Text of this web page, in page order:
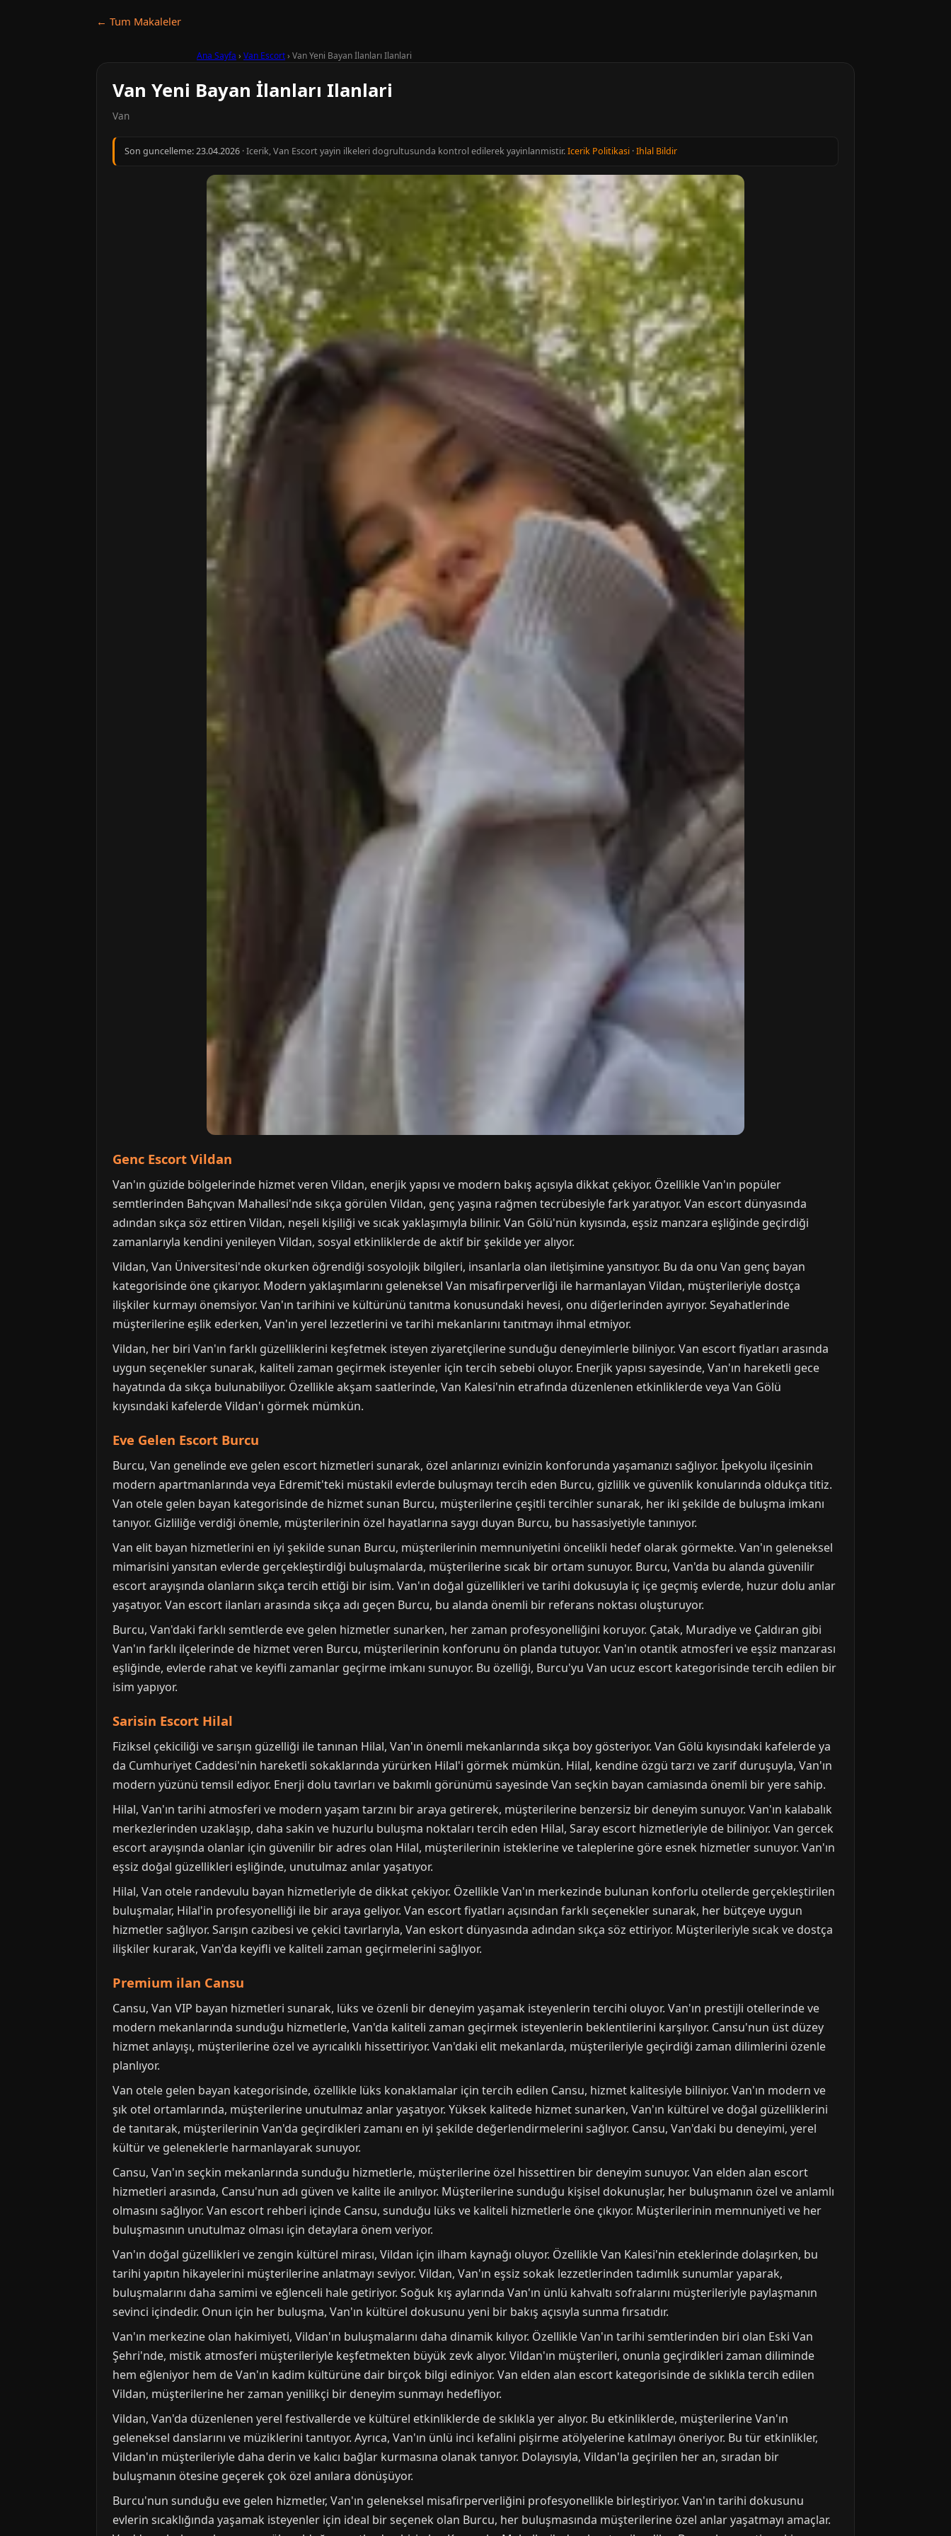
← Tum Makaleler
Ana Sayfa › Van Escort› Van Yeni Bayan İlanları Ilanlari
Van Yeni Bayan İlanları Ilanlari
Van
Son guncelleme:23.04.2026 · Icerik, Van Escort yayin ilkeleri dogrultusunda kontrol edilerek yayinlanmistir.Icerik Politikasi ·Ihlal Bildir
Genc Escort Vildan
Van'ın güzide bölgelerinde hizmet veren Vildan, enerjik yapısı ve modern bakış açısıyla dikkat çekiyor. Özellikle Van'ın popüler
semtlerinden Bahçıvan Mahallesi'nde sıkça görülen Vildan, genç yaşına rağmen tecrübesiyle fark yaratıyor. Van escort dünyasında
adından sıkça söz ettiren Vildan, neşeli kişiliği ve sıcak yaklaşımıyla bilinir. Van Gölü'nün kıyısında, eşsiz manzara eşliğinde geçirdiği
zamanlarıyla kendini yenileyen Vildan, sosyal etkinliklerde de aktif bir şekilde yer alıyor.
Vildan, Van Üniversitesi'nde okurken öğrendiği sosyolojik bilgileri, insanlarla olan iletişimine yansıtıyor. Bu da onu Van genç bayan
kategorisinde öne çıkarıyor. Modern yaklaşımlarını geleneksel Van misafirperverliği ile harmanlayan Vildan, müşterileriyle dostça
ilişkiler kurmayı önemsiyor. Van'ın tarihini ve kültürünü tanıtma konusundaki hevesi, onu diğerlerinden ayırıyor. Seyahatlerinde
müşterilerine eşlik ederken, Van'ın yerel lezzetlerini ve tarihi mekanlarını tanıtmayı ihmal etmiyor.
Vildan, her biri Van'ın farklı güzelliklerini keşfetmek isteyen ziyaretçilerine sunduğu deneyimlerle biliniyor. Van escort fiyatları arasında
uygun seçenekler sunarak, kaliteli zaman geçirmek isteyenler için tercih sebebi oluyor. Enerjik yapısı sayesinde, Van'ın hareketli gece
hayatında da sıkça bulunabiliyor. Özellikle akşam saatlerinde, Van Kalesi'nin etrafında düzenlenen etkinliklerde veya Van Gölü
kıyısındaki kafelerde Vildan'ı görmek mümkün.
Eve Gelen Escort Burcu
Burcu, Van genelinde eve gelen escort hizmetleri sunarak, özel anlarınızı evinizin konforunda yaşamanızı sağlıyor. İpekyolu ilçesinin
modern apartmanlarında veya Edremit'teki müstakil evlerde buluşmayı tercih eden Burcu, gizlilik ve güvenlik konularında oldukça titiz.
Van otele gelen bayan kategorisinde de hizmet sunan Burcu, müşterilerine çeşitli tercihler sunarak, her iki şekilde de buluşma imkanı
tanıyor. Gizliliğe verdiği önemle, müşterilerinin özel hayatlarına saygı duyan Burcu, bu hassasiyetiyle tanınıyor.
Van elit bayan hizmetlerini en iyi şekilde sunan Burcu, müşterilerinin memnuniyetini öncelikli hedef olarak görmekte. Van'ın geleneksel
mimarisini yansıtan evlerde gerçekleştirdiği buluşmalarda, müşterilerine sıcak bir ortam sunuyor. Burcu, Van'da bu alanda güvenilir
escort arayışında olanların sıkça tercih ettiği bir isim. Van'ın doğal güzellikleri ve tarihi dokusuyla iç içe geçmiş evlerde, huzur dolu anlar
yaşatıyor. Van escort ilanları arasında sıkça adı geçen Burcu, bu alanda önemli bir referans noktası oluşturuyor.
Burcu, Van'daki farklı semtlerde eve gelen hizmetler sunarken, her zaman profesyonelliğini koruyor. Çatak, Muradiye ve Çaldıran gibi
Van'ın farklı ilçelerinde de hizmet veren Burcu, müşterilerinin konforunu ön planda tutuyor. Van'ın otantik atmosferi ve eşsiz manzarası
eşliğinde, evlerde rahat ve keyifli zamanlar geçirme imkanı sunuyor. Bu özelliği, Burcu'yu Van ucuz escort kategorisinde tercih edilen bir
isim yapıyor.
Sarisin Escort Hilal
Fiziksel çekiciliği ve sarışın güzelliği ile tanınan Hilal, Van'ın önemli mekanlarında sıkça boy gösteriyor. Van Gölü kıyısındaki kafelerde ya
da Cumhuriyet Caddesi'nin hareketli sokaklarında yürürken Hilal'i görmek mümkün. Hilal, kendine özgü tarzı ve zarif duruşuyla, Van'ın
modern yüzünü temsil ediyor. Enerji dolu tavırları ve bakımlı görünümü sayesinde Van seçkin bayan camiasında önemli bir yere sahip.
Hilal, Van'ın tarihi atmosferi ve modern yaşam tarzını bir araya getirerek, müşterilerine benzersiz bir deneyim sunuyor. Van'ın kalabalık
merkezlerinden uzaklaşıp, daha sakin ve huzurlu buluşma noktaları tercih eden Hilal, Saray escort hizmetleriyle de biliniyor. Van gercek
escort arayışında olanlar için güvenilir bir adres olan Hilal, müşterilerinin isteklerine ve taleplerine göre esnek hizmetler sunuyor. Van'ın
eşsiz doğal güzellikleri eşliğinde, unutulmaz anılar yaşatıyor.
Hilal, Van otele randevulu bayan hizmetleriyle de dikkat çekiyor. Özellikle Van'ın merkezinde bulunan konforlu otellerde gerçekleştirilen
buluşmalar, Hilal'in profesyonelliği ile bir araya geliyor. Van escort fiyatları açısından farklı seçenekler sunarak, her bütçeye uygun
hizmetler sağlıyor. Sarışın cazibesi ve çekici tavırlarıyla, Van eskort dünyasında adından sıkça söz ettiriyor. Müşterileriyle sıcak ve dostça
ilişkiler kurarak, Van'da keyifli ve kaliteli zaman geçirmelerini sağlıyor.
Premium ilan Cansu
Cansu, Van VIP bayan hizmetleri sunarak, lüks ve özenli bir deneyim yaşamak isteyenlerin tercihi oluyor. Van'ın prestijli otellerinde ve
modern mekanlarında sunduğu hizmetlerle, Van'da kaliteli zaman geçirmek isteyenlerin beklentilerini karşılıyor. Cansu'nun üst düzey
hizmet anlayışı, müşterilerine özel ve ayrıcalıklı hissettiriyor. Van'daki elit mekanlarda, müşterileriyle geçirdiği zaman dilimlerini özenle
planlıyor.
Van otele gelen bayan kategorisinde, özellikle lüks konaklamalar için tercih edilen Cansu, hizmet kalitesiyle biliniyor. Van'ın modern ve
şık otel ortamlarında, müşterilerine unutulmaz anlar yaşatıyor. Yüksek kalitede hizmet sunarken, Van'ın kültürel ve doğal güzelliklerini
de tanıtarak, müşterilerinin Van'da geçirdikleri zamanı en iyi şekilde değerlendirmelerini sağlıyor. Cansu, Van'daki bu deneyimi, yerel
kültür ve geleneklerle harmanlayarak sunuyor.
Cansu, Van'ın seçkin mekanlarında sunduğu hizmetlerle, müşterilerine özel hissettiren bir deneyim sunuyor. Van elden alan escort
hizmetleri arasında, Cansu'nun adı güven ve kalite ile anılıyor. Müşterilerine sunduğu kişisel dokunuşlar, her buluşmanın özel ve anlamlı
olmasını sağlıyor. Van escort rehberi içinde Cansu, sunduğu lüks ve kaliteli hizmetlerle öne çıkıyor. Müşterilerinin memnuniyeti ve her
buluşmasının unutulmaz olması için detaylara önem veriyor.
Van'ın doğal güzellikleri ve zengin kültürel mirası, Vildan için ilham kaynağı oluyor. Özellikle Van Kalesi'nin eteklerinde dolaşırken, bu
tarihi yapıtın hikayelerini müşterilerine anlatmayı seviyor. Vildan, Van'ın eşsiz sokak lezzetlerinden tadımlık sunumlar yaparak,
buluşmalarını daha samimi ve eğlenceli hale getiriyor. Soğuk kış aylarında Van'ın ünlü kahvaltı sofralarını müşterileriyle paylaşmanın
sevinci içindedir. Onun için her buluşma, Van'ın kültürel dokusunu yeni bir bakış açısıyla sunma fırsatıdır.
Van'ın merkezine olan hakimiyeti, Vildan'ın buluşmalarını daha dinamik kılıyor. Özellikle Van'ın tarihi semtlerinden biri olan Eski Van
Şehri'nde, mistik atmosferi müşterileriyle keşfetmekten büyük zevk alıyor. Vildan'ın müşterileri, onunla geçirdikleri zaman diliminde
hem eğleniyor hem de Van'ın kadim kültürüne dair birçok bilgi ediniyor. Van elden alan escort kategorisinde de sıklıkla tercih edilen
Vildan, müşterilerine her zaman yenilikçi bir deneyim sunmayı hedefliyor.
Vildan, Van'da düzenlenen yerel festivallerde ve kültürel etkinliklerde de sıklıkla yer alıyor. Bu etkinliklerde, müşterilerine Van'ın
geleneksel danslarını ve müziklerini tanıtıyor. Ayrıca, Van'ın ünlü inci kefalini pişirme atölyelerine katılmayı öneriyor. Bu tür etkinlikler,
Vildan'ın müşterileriyle daha derin ve kalıcı bağlar kurmasına olanak tanıyor. Dolayısıyla, Vildan'la geçirilen her an, sıradan bir
buluşmanın ötesine geçerek çok özel anılara dönüşüyor.
Burcu'nun sunduğu eve gelen hizmetler, Van'ın geleneksel misafirperverliğini profesyonellikle birleştiriyor. Van'ın tarihi dokusunu
evlerin sıcaklığında yaşamak isteyenler için ideal bir seçenek olan Burcu, her buluşmasında müşterilerine özel anlar yaşatmayı amaçlar.